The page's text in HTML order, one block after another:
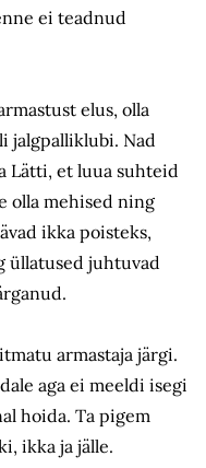
ei teadnud
elus, olla
jalgpalliklubi. Nad
Lätti, et luua suhteid
olla mehised ning
ikka poisteks,
üllatused juhtuvad
armastaja järgi.
aga ei meeldi isegi
hoida. Ta pigem
ikka ja jälle.